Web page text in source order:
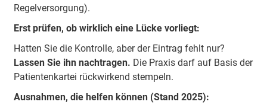
Regelversorgung).
Erst prüfen, ob wirklich eine Lücke vorliegt:
Hatten Sie die Kontrolle, aber der Eintrag fehlt nur?
Lassen Sie ihn nachtragen. Die Praxis darf auf Basis der
Patientenkartei rückwirkend stempeln.
Ausnahmen, die helfen können (Stand 2025):